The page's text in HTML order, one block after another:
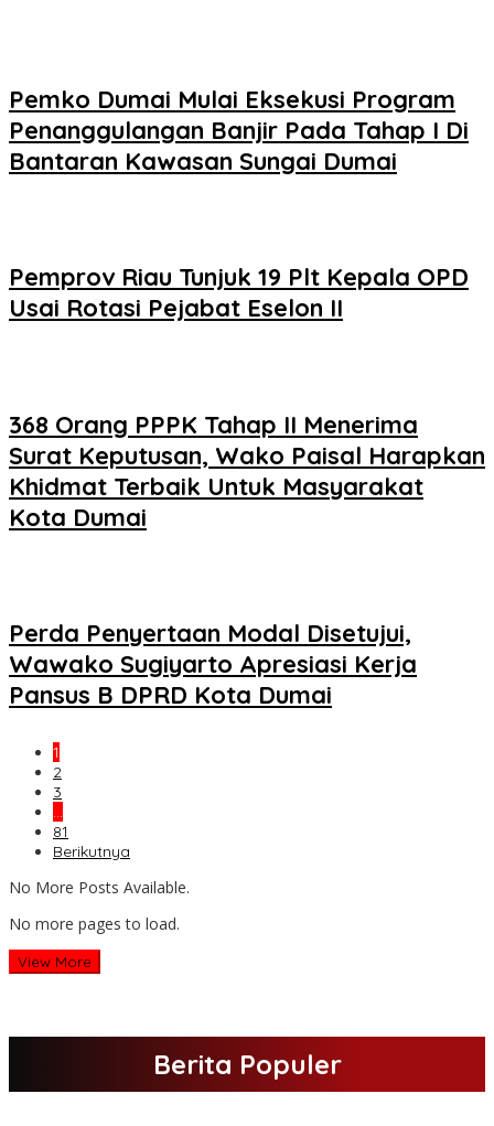
Pemko Dumai Mulai Eksekusi Program
Penanggulangan Banjir Pada Tahap I Di
Bantaran Kawasan Sungai Dumai
Pemprov Riau Tunjuk 19 Plt Kepala OPD
Usai Rotasi Pejabat Eselon II
368 Orang PPPK Tahap II Menerima
Surat Keputusan, Wako Paisal Harapkan
Khidmat Terbaik Untuk Masyarakat
Kota Dumai
Perda Penyertaan Modal Disetujui,
Wawako Sugiyarto Apresiasi Kerja
Pansus B DPRD Kota Dumai
1
2
3
…
81
Berikutnya
No More Posts Available.
No more pages to load.
View More
Berita Populer